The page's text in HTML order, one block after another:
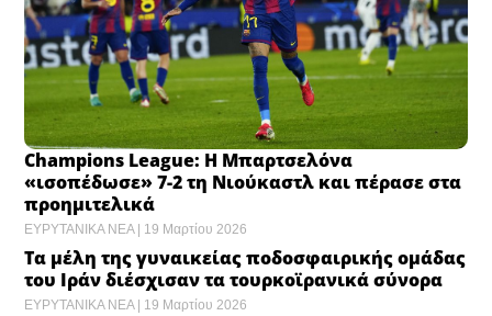
Champions League: Η Μπαρτσελόνα
«ισοπέδωσε» 7-2 τη Νιούκαστλ και πέρασε στα
προημιτελικά ​
ΕΥΡΥΤΑΝΙΚΑ ΝΕΑ 19 Μαρτίου 2026